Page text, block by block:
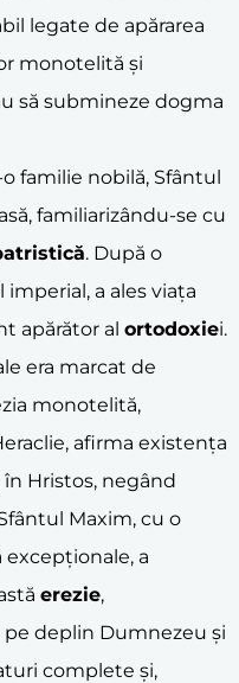
legate de apărarea
monotelită și
să submineze dogma
familie nobilă, Sfântul
familiarizându-se cu
. După o
a ales viața
apărător al ortodoxiei.
era marcat de
monotelită,
afirma existența
Hristos, negând
Maxim, cu o
a
erezie,
deplin Dumnezeu și
complete și,